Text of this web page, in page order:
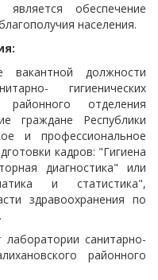
обеспечение
населения.
должности
гигиенических
районного отделения
граждане Республики
и профессиональное
кадров: "Гигиена
диагностика" или
и статистика",
здравоохранения по
санитарно-
районного